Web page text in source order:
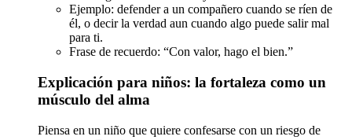
Ejemplo: defender a un compañero cuando se ríen de
él, o decir la verdad aun cuando algo puede salir mal
para ti.
Frase de recuerdo: “Con valor, hago el bien.”
Explicación para niños: la fortaleza como un
músculo del alma
Piensa en un niño que quiere confesarse con un riesgo de